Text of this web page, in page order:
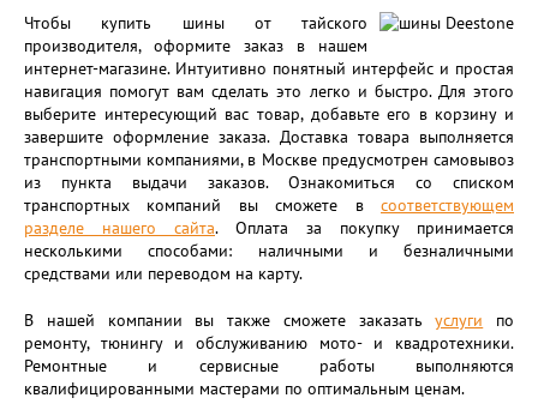
Чтобы купить шины от тайского
производителя, оформите заказ в нашем
интернет-магазине. Интуитивно понятный интерфейс и простая
навигация помогут вам сделать это легко и быстро. Для этого
выберите интересующий вас товар, добавьте его в корзину и
завершите оформление заказа. Доставка товара выполняется
транспортными компаниями, в Москве предусмотрен самовывоз
из пункта выдачи заказов. Ознакомиться со списком
транспортных компаний вы сможете в соответствующем
разделе нашего сайта. Оплата за покупку принимается
несколькими способами: наличными и безналичными
средствами или переводом на карту.
В нашей компании вы также сможете заказатьуслуги по
ремонту, тюнингу и обслуживанию мото- и квадротехники.
Ремонтные и сервисные работы выполняются
квалифицированными мастерами по оптимальным ценам.